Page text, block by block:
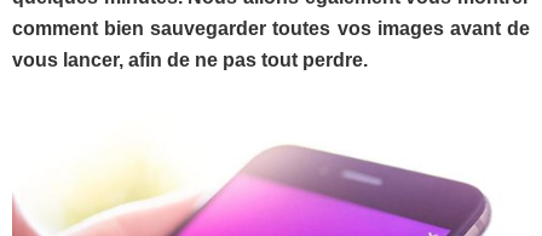
comment bien sauvegarder toutes vos images avant de
vous lancer, afin de ne pas tout perdre.